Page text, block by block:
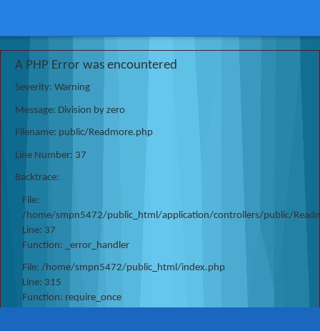
A PHP Error was encountered
Severity: Warning
Message: Division by zero
Filename: public/Readmore.php
Line Number: 37
Backtrace:
File:
/home/smpn5472/public_html/application/controllers/public/
Line: 37
Function: _error_handler
File: /home/smpn5472/public_html/index.php
Line: 315
Function: require_once